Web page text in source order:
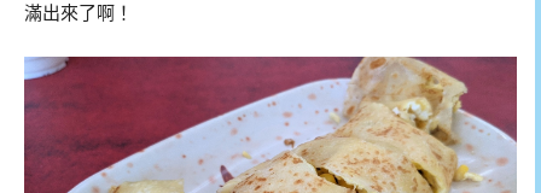
滿出來了啊！